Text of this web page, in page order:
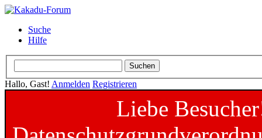
Suche
Hilfe
Hallo, Gast! Anmelden Registrieren
Liebe